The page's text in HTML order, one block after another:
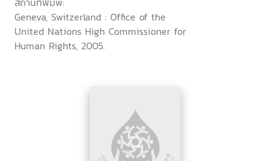
Geneva, Switzerland : Office of the
United Nations High Commissioner for
Human Rights, 2005.